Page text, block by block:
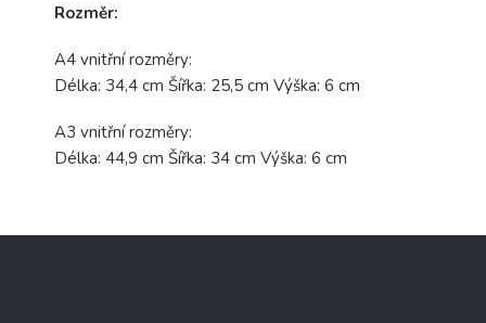
Rozměr:
A4 vnitřní rozměry:
Délka: 34,4 cm Šířka: 25,5 cm Výška: 6 cm
A3 vnitřní rozměry:
Délka: 44,9 cm Šířka: 34 cm Výška: 6 cm